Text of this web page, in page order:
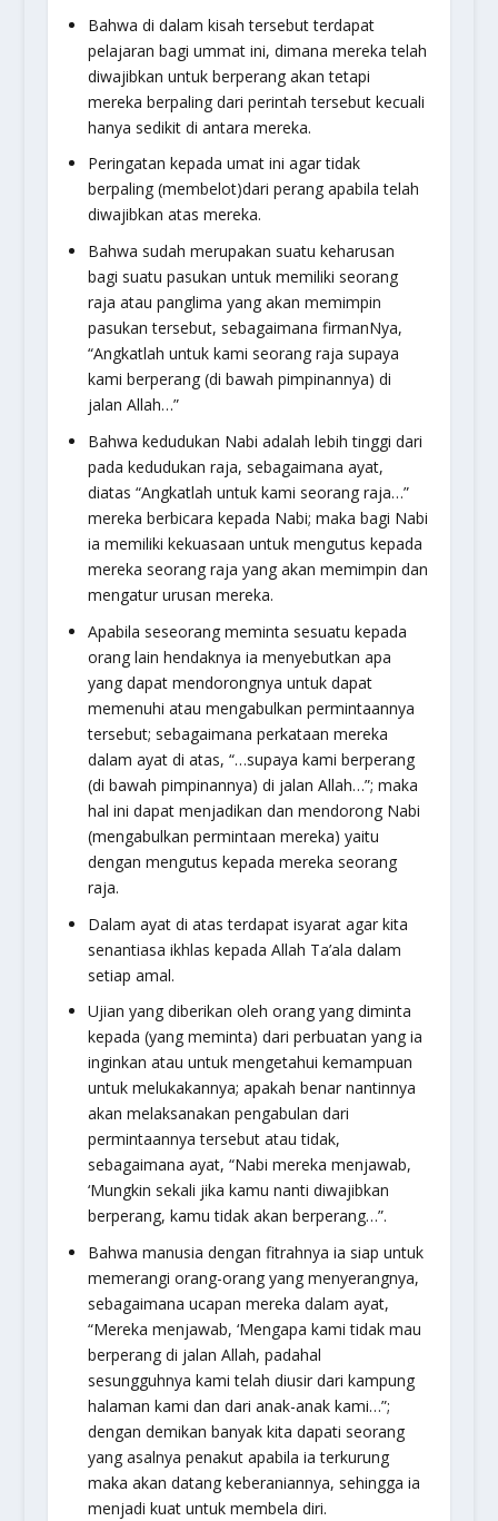
Bahwa di dalam kisah tersebut terdapat
pelajaran bagi ummat ini, dimana mereka telah
diwajibkan untuk berperang akan tetapi
mereka berpaling dari perintah tersebut kecuali
hanya sedikit di antara mereka.
Peringatan kepada umat ini agar tidak
berpaling (membelot)dari perang apabila telah
diwajibkan atas mereka.
Bahwa sudah merupakan suatu keharusan
bagi suatu pasukan untuk memiliki seorang
raja atau panglima yang akan memimpin
pasukan tersebut, sebagaimana firmanNya,
“Angkatlah untuk kami seorang raja supaya
kami berperang (di bawah pimpinannya) di
jalan Allah…”
Bahwa kedudukan Nabi adalah lebih tinggi dari
pada kedudukan raja, sebagaimana ayat,
diatas “Angkatlah untuk kami seorang raja…”
mereka berbicara kepada Nabi; maka bagi Nabi
ia memiliki kekuasaan untuk mengutus kepada
mereka seorang raja yang akan memimpin dan
mengatur urusan mereka.
Apabila seseorang meminta sesuatu kepada
orang lain hendaknya ia menyebutkan apa
yang dapat mendorongnya untuk dapat
memenuhi atau mengabulkan permintaannya
tersebut; sebagaimana perkataan mereka
dalam ayat di atas, “…supaya kami berperang
(di bawah pimpinannya) di jalan Allah…”; maka
hal ini dapat menjadikan dan mendorong Nabi
(mengabulkan permintaan mereka) yaitu
dengan mengutus kepada mereka seorang
raja.
Dalam ayat di atas terdapat isyarat agar kita
senantiasa ikhlas kepada Allah Ta’ala dalam
setiap amal.
Ujian yang diberikan oleh orang yang diminta
kepada (yang meminta) dari perbuatan yang ia
inginkan atau untuk mengetahui kemampuan
untuk melukakannya; apakah benar nantinnya
akan melaksanakan pengabulan dari
permintaannya tersebut atau tidak,
sebagaimana ayat, “Nabi mereka menjawab,
‘Mungkin sekali jika kamu nanti diwajibkan
berperang, kamu tidak akan berperang…”.
Bahwa manusia dengan fitrahnya ia siap untuk
memerangi orang-orang yang menyerangnya,
sebagaimana ucapan mereka dalam ayat,
“Mereka menjawab, ‘Mengapa kami tidak mau
berperang di jalan Allah, padahal
sesungguhnya kami telah diusir dari kampung
halaman kami dan dari anak-anak kami…”;
dengan demikan banyak kita dapati seorang
yang asalnya penakut apabila ia terkurung
maka akan datang keberaniannya, sehingga ia
menjadi kuat untuk membela diri.